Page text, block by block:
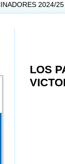
2024/25
LOS